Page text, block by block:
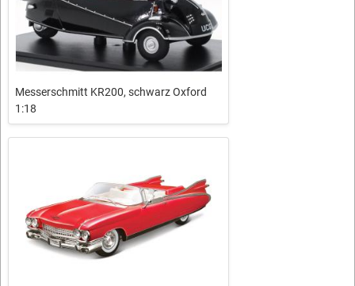
Messerschmitt KR200, schwarz Oxford
1:18